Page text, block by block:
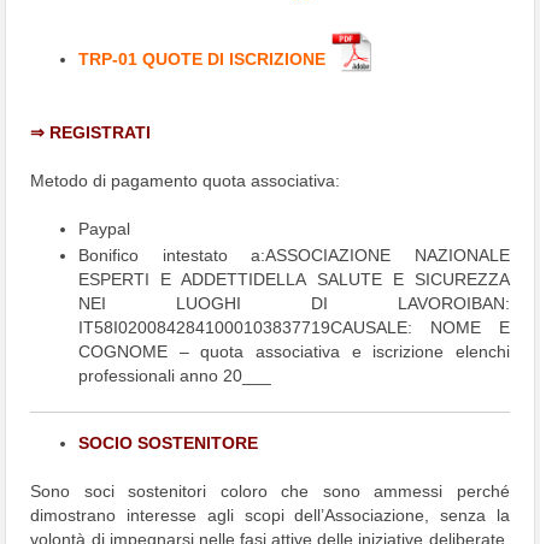
TRP-01 QUOTE DI ISCRIZIONE
⇒ REGISTRATI
Metodo di pagamento quota associativa:
Paypal
Bonifico intestato a:ASSOCIAZIONE NAZIONALE
ESPERTI E ADDETTIDELLA SALUTE E SICUREZZA
NEI LUOGHI DI LAVOROIBAN:
IT58I0200842841000103837719CAUSALE: NOME E
COGNOME – quota associativa e iscrizione elenchi
professionali anno 20___
SOCIO SOSTENITORE
Sono soci sostenitori coloro che sono ammessi perché
dimostrano interesse agli scopi dell’Associazione, senza la
volontà di impegnarsi nelle fasi attive delle iniziative deliberate,